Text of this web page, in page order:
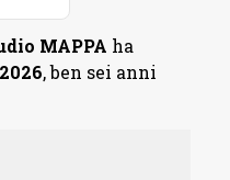
MAPPA ha
2026, ben sei anni